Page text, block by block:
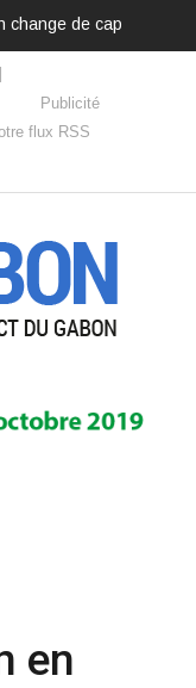
change de cap
Publicité
flux RSS
en